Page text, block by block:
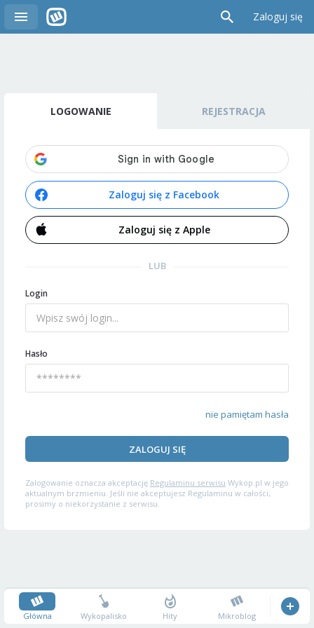
Zaloguj się
LOGOWANIE REJESTRACJA
Zaloguj się z Facebook
Zaloguj się z Apple
LUB
Login
Hasło
nie pamiętam hasła
ZALOGUJ SIĘ
Zalogowanie oznacza akceptację Regulaminu serwisu Wykop.pl w jego
aktualnym brzmieniu. Jeśli nie akceptujesz Regulaminu w całości,
prosimy o niekorzystanie z serwisu.
Główna Wykopalisko Hity Mikroblog